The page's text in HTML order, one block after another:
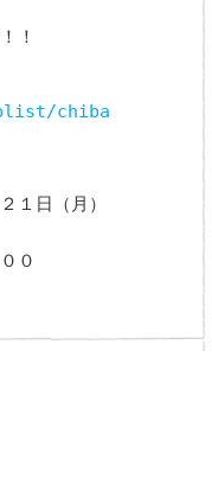
！
chiba
１日（月）
０